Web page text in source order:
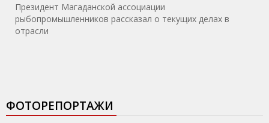
Президент Магаданской ассоциации
рыбопромышленников рассказал о текущих делах в
отрасли
ФОТОРЕПОРТАЖИ